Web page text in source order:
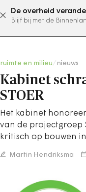
De overheid
Blijf bij met de
ruimte en milieu nieuws
Kabinet
STOER
Het kabinet
van de projectgroep
kritisch op bouwen
Martin Hendriksma